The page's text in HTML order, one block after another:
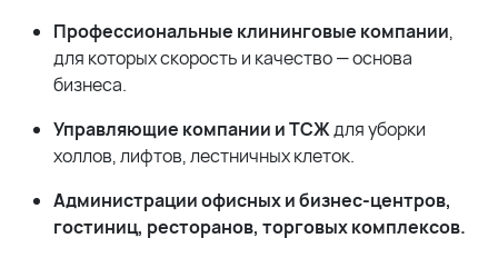
Профессиональные клининговые компании,
для которых скорость и качество — основа
бизнеса.
Управляющие компании и ТСЖдля уборки
холлов, лифтов, лестничных клеток.
Администрации офисных и бизнес-центров,
гостиниц, ресторанов, торговых комплексов.